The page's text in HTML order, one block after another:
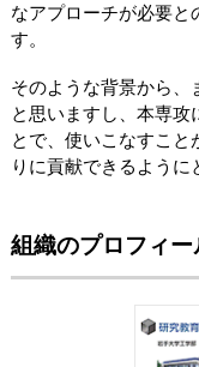
なアプローチが必要と
す。
そのような背景から、
と思いますし、本専攻
とで、使いこなすこと
りに貢献できるように
組織のプロフィー